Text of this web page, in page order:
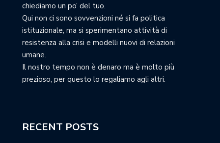
chiediamo un po’ del tuo.
Qui non ci sono sovvenzioni né si fa politica
istituzionale, ma si sperimentano attività di
resistenza alla crisi e modelli nuovi di relazioni
umane.
Il nostro tempo non è denaro ma è molto più
prezioso, per questo lo regaliamo agli altri.
RECENT POSTS